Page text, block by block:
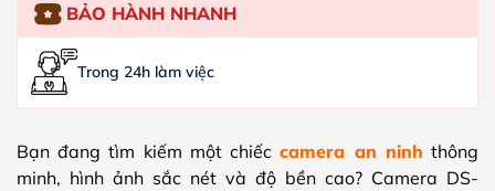
BẢO HÀNH NHANH
Trong 24h làm việc
Bạn đang tìm kiếm một chiếccamera an ninh thông
minh, hình ảnh sắc nét và độ bền cao? Camera DS-